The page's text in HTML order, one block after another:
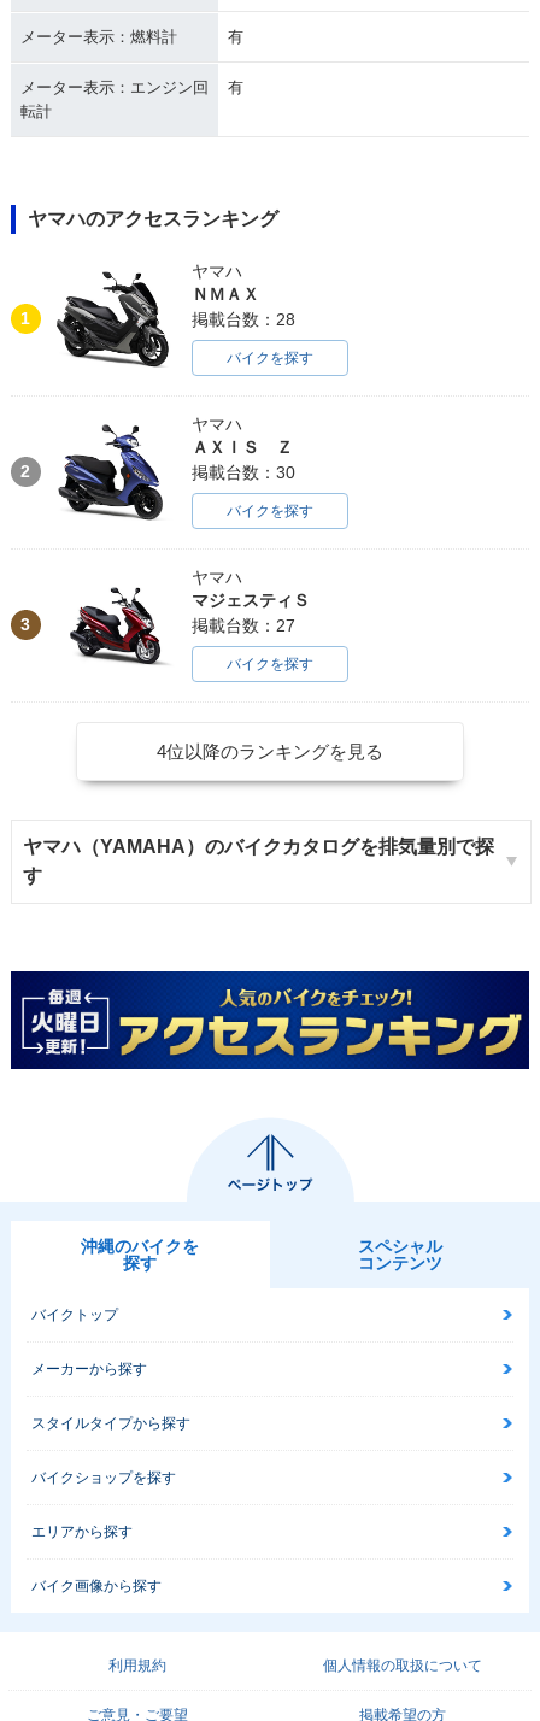
メーター表示：燃料計 有
メーター表示：エンジン回
転計
有
ヤマハのアクセスランキング
1
ヤマハ
ＮＭＡＸ
掲載台数：28
バイクを探す
2
ヤマハ
ＡＸＩＳ Ｚ
掲載台数：30
バイクを探す
3
ヤマハ
マジェスティＳ
掲載台数：27
バイクを探す
4位以降のランキングを見る
ヤマハ（YAMAHA）のバイクカタログを排気量別で探
す
沖縄のバイクを
探す
スペシャル
コンテンツ
バイクトップ
メーカーから探す
スタイルタイプから探す
バイクショップを探す
エリアから探す
バイク画像から探す
利用規約 個人情報の取扱について
ご意見・ご要望 掲載希望の方